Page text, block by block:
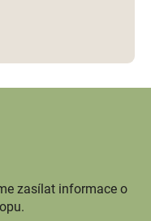
zasílat informace o